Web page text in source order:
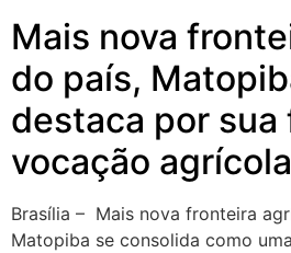
Mais nova
do país,
destaca por sua
vocação agrícola
Brasília – Mais nova fronteira
Matopiba se consolida como